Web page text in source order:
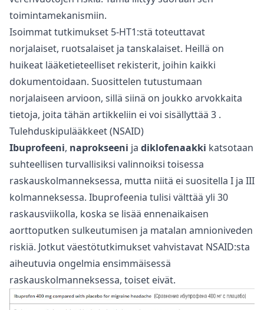
toimintamekanismiin.
Isoimmat tutkimukset 5-HT1:stä toteuttavat
norjalaiset, ruotsalaiset ja tanskalaiset. Heillä on
huikeat lääketieteelliset rekisterit, joihin kaikki
dokumentoidaan. Suosittelen tutustumaan
norjalaiseen arvioon, sillä siinä on joukko arvokkaita
tietoja, joita tähän artikkeliin ei voi sisällyttää 3 .
Tulehduskipulääkkeet (NSAID)
Ibuprofeeni, naprokseeni ja diklofenaakki katsotaan
suhteellisen turvallisiksi valinnoiksi toisessa
raskauskolmanneksessa, mutta niitä ei suositella I ja III
kolmanneksessa. Ibuprofeenia tulisi välttää yli 30
raskausviikolla, koska se lisää ennenaikaisen
aorttoputken sulkeutumisen ja matalan amnioniveden
riskiä. Jotkut väestötutkimukset vahvistavat NSAID:sta
aiheutuvia ongelmia ensimmäisessä
raskauskolmanneksessa, toiset eivät.